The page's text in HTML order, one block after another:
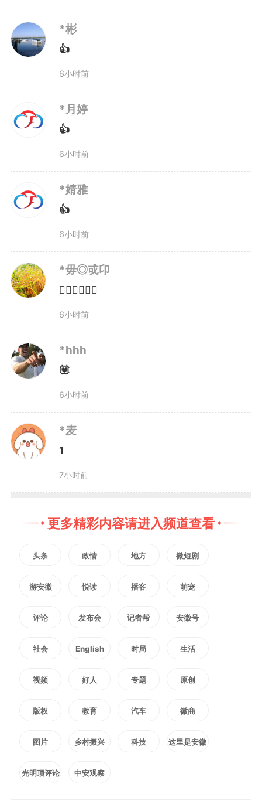
*彬
👍
6小时前
*月婷
👍
6小时前
*婧雅
👍
6小时前
*毋◎戓卬
👍🏻👍🏻👍🏻
6小时前
*hhh
💟
6小时前
*麦
1
7小时前
更多精彩内容请进入频道查看
头条 政情 地方 微短剧
游安徽 悦读 播客 萌宠
评论 发布会 记者帮 安徽号
社会 English 时局 生活
视频 好人 专题 原创
版权 教育 汽车 徽商
图片 乡村振兴 科技 这里是安徽
光明顶评论 中安观察